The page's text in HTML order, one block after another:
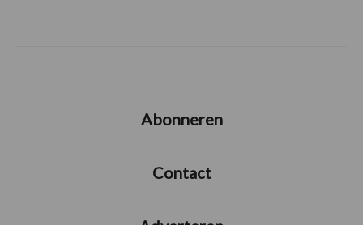
Abonneren
Contact